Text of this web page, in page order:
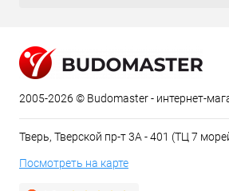
2005-2026 © Budomaster - интернет-
Тверь, Тверской пр-т 3А - 401 (ТЦ 7
Посмотреть на карте